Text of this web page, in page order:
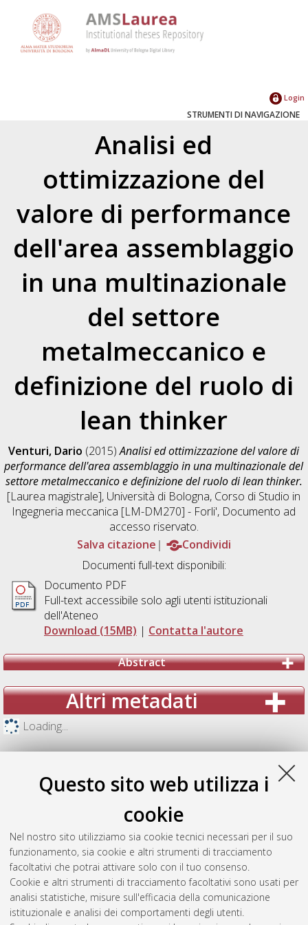
Questo sito web utilizza i
cookie
Nel nostro sito utilizziamo sia cookie tecnici necessari per il suo
funzionamento, sia cookie e altri strumenti di tracciamento
facoltativi che potrai attivare solo con il tuo consenso.
Cookie e altri strumenti di tracciamento facoltativi sono usati per
analisi statistiche, misure sull'efficacia della comunicazione
istituzionale e analisi dei comportamenti degli utenti.
Login
STRUMENTI DI NAVIGAZIONE
Analisi ed
ottimizzazione del
valore di performance
dell'area assemblaggio
in una multinazionale
del settore
metalmeccanico e
definizione del ruolo di
lean thinker
Venturi, Dario (2015)Analisi ed ottimizzazione del valore di
performance dell'area assemblaggio in una multinazionale del
settore metalmeccanico e definizione del ruolo di lean thinker.
[Laurea magistrale], Università di Bologna, Corso di Studio in
Ingegneria meccanica [LM-DM270] - Forli', Documento ad
accesso riservato.
Salva citazione
Condividi
Documenti full-text disponibili:
Documento PDF
Full-text accessibile solo agli utenti istituzionali
dell'Ateneo
Download (15MB) | Contatta l'autore
Abstract
Altri metadati
Loading...
Gestione del documento: